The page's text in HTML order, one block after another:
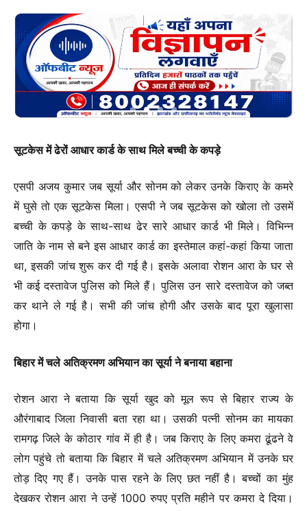
सूटकेस में ढेरों आधार कार्ड के साथ मिले बच्ची के कपड़े
एसपी अजय कुमार जब सूर्या और सोनम को लेकर उनके किराए के कमरे
में घुसे तो एक सूटकेस मिला। एसपी ने जब सूटकेस को खोला तो उसमें
बच्ची के कपड़े के साथ-साथ ढेर सारे आधार कार्ड भी मिले। विभिन्न
जाति के नाम से बने इस आधार कार्ड का इस्तेमाल कहां-कहां किया जाता
था, इसकी जांच शुरू कर दी गई है। इसके अलावा रोशन आरा के घर से
भी कई दस्तावेज पुलिस को मिले हैं। पुलिस उन सारे दस्तावेज को जब्‍त
कर थाने ले गई है। सभी की जांच होगी और उसके बाद पूरा खुलासा
होगा।
बिहार में चले अतिक्रमण अभियान का सूर्या ने बनाया बहाना
रोशन आरा ने बताया कि सूर्या खुद को मूल रूप से बिहार राज्य के
औरंगाबाद जिला निवासी बता रहा था। उसकी पत्नी सोनम का मायका
रामगढ़ जिले के कोठार गांव में ही है। जब किराए के लिए कमरा ढूंढने वे
लोग पहुंचे तो बताया कि बिहार में चले अतिक्रमण अभियान में उनके घर
तोड़ दिए गए हैं। उनके पास रहने के लिए छत नहीं है। बच्चों का मुंह
देखकर रोशन आरा ने उन्हें 1000 रुपए प्रति महीने पर कमरा दे दिया।